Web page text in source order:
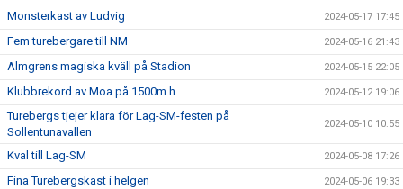
Monsterkast av Ludvig 2024-05-17 17:45
Fem turebergare till NM 2024-05-16 21:43
Almgrens magiska kväll på Stadion 2024-05-15 22:05
Klubbrekord av Moa på 1500m h 2024-05-12 19:06
Turebergs tjejer klara för Lag-SM-festen på
Sollentunavallen
2024-05-10 10:55
Kval till Lag-SM 2024-05-08 17:26
Fina Turebergskast i helgen 2024-05-06 19:33